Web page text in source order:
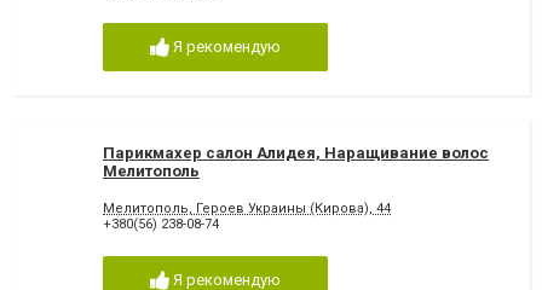
Я рекомендую
Парикмахер салон Алидея, Наращивание волос
Мелитополь
Мелитополь, Героев Украины (Кирова), 44
+380(56) 238-08-74
Я рекомендую